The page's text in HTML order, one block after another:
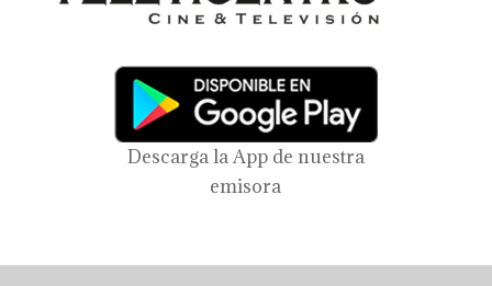
Descarga la App de nuestra
emisora